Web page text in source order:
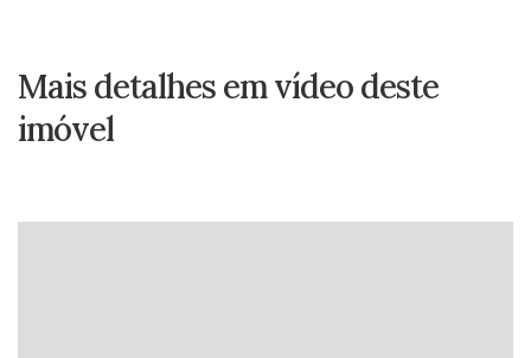
Mais detalhes em vídeo deste
imóvel